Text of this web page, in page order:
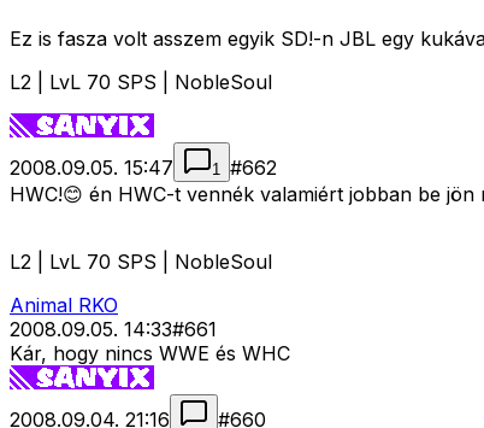
Ez is fasza volt asszem egyik SD!-n JBL egy
L2 | LvL 70 SPS | NobleSoul
2008.09.05. 15:47 1 #662
HWC!😊 én HWC-t vennék valamiért jobban be
L2 | LvL 70 SPS | NobleSoul
Animal RKO
2008.09.05. 14:33#661
Kár, hogy nincs WWE és WHC
2008.09.04. 21:16 #660